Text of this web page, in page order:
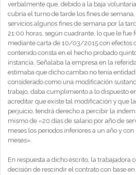
verbalmente que, debido a la baja
cubría el turno de tarde los fines de
servicios algunos fines de semana por la
21:00 horas, según cuadrante, lo que le
mediante carta de 10/03/2015 con efectos
contenido consta en el hecho probado
instancia. Señalaba la empresa en la
estimaba que dicho cambio no tenía
considerado como una modificación
trabajo, daba cumplimiento a lo dispuesto
acreditar que existe tal modificación y que
perjuicio, tendrá derecho a percibir la
mismo de «20 días de salario por año de
meses los periodos inferiores a un año y
meses».
En respuesta a dicho escrito, la trabajadora
decisión de rescindir el contrato con base